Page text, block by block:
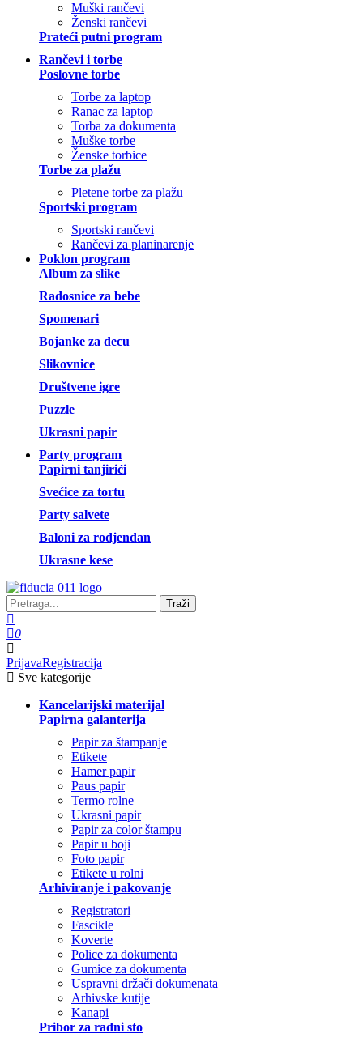
Muški rančevi
Ženski rančevi
Prateći putni program
Rančevi i torbe
Poslovne torbe
Torbe za laptop
Ranac za laptop
Torba za dokumenta
Muške torbe
Ženske torbice
Torbe za plažu
Pletene torbe za plažu
Sportski program
Sportski rančevi
Rančevi za planinarenje
Poklon program
Album za slike
Radosnice za bebe
Spomenari
Bojanke za decu
Slikovnice
Društvene igre
Puzzle
Ukrasni papir
Party program
Papirni tanjirići
Svećice za tortu
Party salvete
Baloni za rodjendan
Ukrasne kese
Traži
0
PrijavaRegistracija
Sve kategorije
Kancelarijski materijal
Papirna galanterija
Papir za štampanje
Etikete
Hamer papir
Paus papir
Termo rolne
Ukrasni papir
Papir za color štampu
Papir u boji
Foto papir
Etikete u rolni
Arhiviranje i pakovanje
Registratori
Fascikle
Koverte
Police za dokumenta
Gumice za dokumenta
Uspravni držači dokumenata
Arhivske kutije
Kanapi
Pribor za radni sto